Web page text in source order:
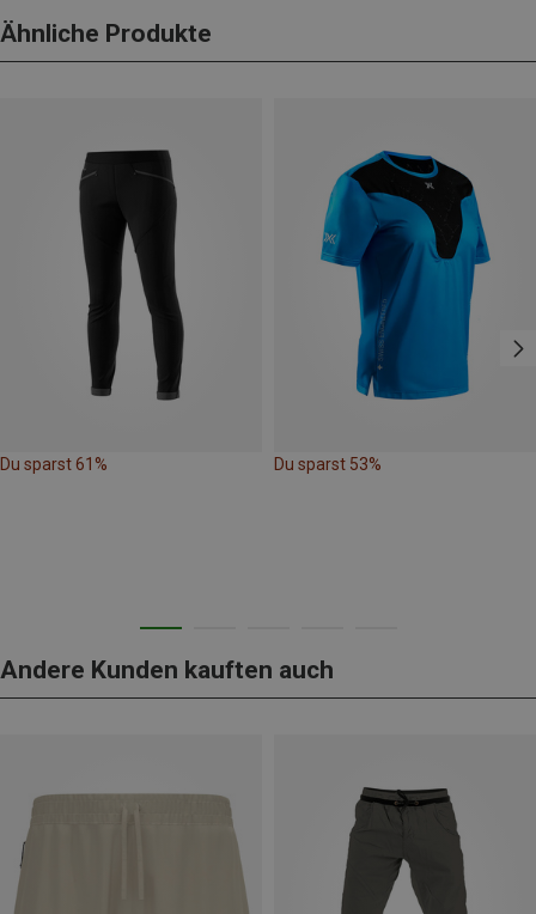
Ähnliche Produkte
Du sparst 61% Du sparst 53%
Andere Kunden kauften auch